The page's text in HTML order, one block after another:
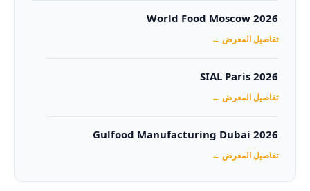
World Food Moscow 2026
تفاصيل المعرض ←
SIAL Paris 2026
تفاصيل المعرض ←
Gulfood Manufacturing Dubai 2026‏
تفاصيل المعرض ←